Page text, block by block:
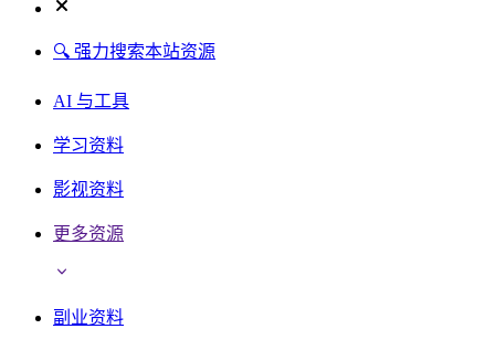
🔍 强力搜索本站资源
AI 与工具
学习资料
影视资料
更多资源
副业资料